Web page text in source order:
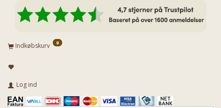
Indkøbskurv 0
Log ind